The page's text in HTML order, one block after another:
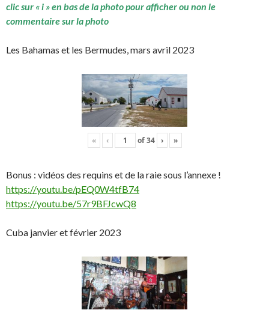
clic sur « i » en bas de la photo pour afficher ou non le
commentaire sur la photo
Les Bahamas et les Bermudes, mars avril 2023
« ‹ of34 › »
Bonus : vidéos des requins et de la raie sous l’annexe !
https://youtu.be/pEQ0W4tfB74
https://youtu.be/57r9BFJcwQ8
Cuba janvier et février 2023